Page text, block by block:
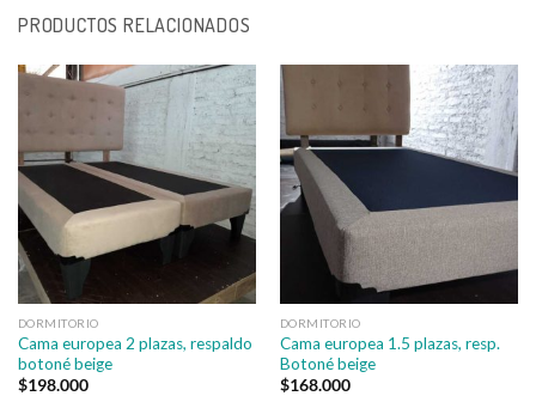
PRODUCTOS RELACIONADOS
DORMITORIO
Cama europea 2 plazas, respaldo
botoné beige
$198.000
DORMITORIO
Cama europea 1.5 plazas, resp.
Botoné beige
$168.000